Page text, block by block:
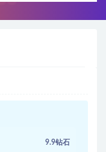
9.9钻石